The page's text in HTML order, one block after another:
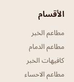
الأقسام
مطاعم الخبر
مطاعم الدمام
كافيهات الخبر
مطاعم الاحساء